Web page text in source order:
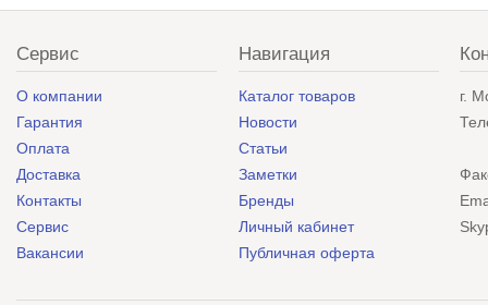
Сервис
О компании
Гарантия
Оплата
Доставка
Контакты
Сервис
Вакансии
Навигация
Каталог товаров
Новости
Статьи
Заметки
Бренды
Личный кабинет
Публичная оферта
г.